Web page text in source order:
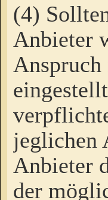
(4)
Anbieter
Anspruch
jeglichen
Anbieter
der